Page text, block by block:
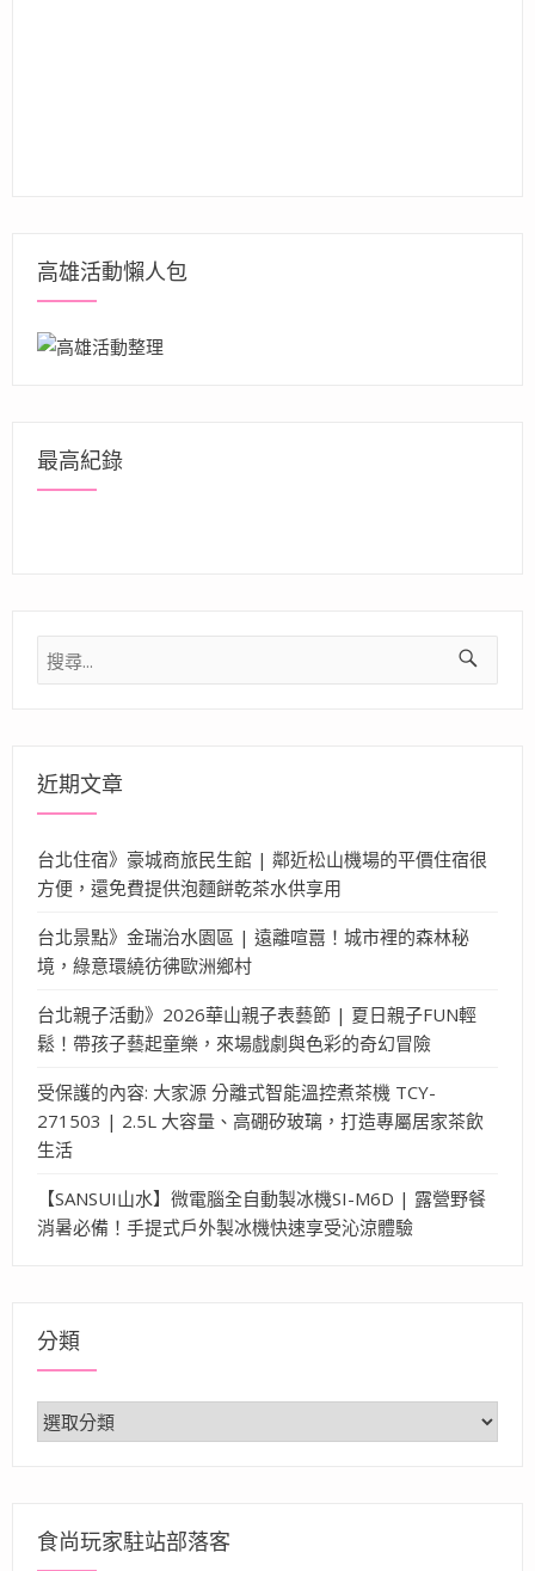
高雄活動懶人包
最高紀錄
搜
尋
近期文章
台北住宿》豪城商旅民生館 | 鄰近松山機場的平價住宿很
方便，還免費提供泡麵餅乾茶水供享用
台北景點》金瑞治水園區 | 遠離喧囂！城市裡的森林秘
境，綠意環繞彷彿歐洲鄉村
台北親子活動》2026華山親子表藝節 | 夏日親子FUN輕
鬆！帶孩子藝起童樂，來場戲劇與色彩的奇幻冒險
受保護的內容: 大家源 分離式智能溫控煮茶機 TCY-
271503 | 2.5L 大容量、高硼矽玻璃，打造專屬居家茶飲
生活
【SANSUI山水】微電腦全自動製冰機SI-M6D | 露營野餐
消暑必備！手提式戶外製冰機快速享受沁涼體驗
分類
分
類
食尚玩家駐站部落客